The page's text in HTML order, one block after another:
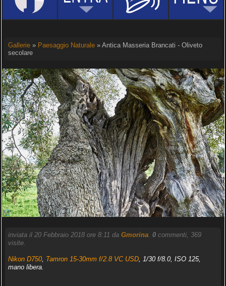
Gallerie» Paesaggio Naturale» Antica Masseria Brancati - Oliveto
secolare
inviata il 20 Febbraio 2018 ore 8:11 da Gmorina. 0commenti, 369
visite.
Nikon D750, Tamron 15-30mm f/2.8 VC USD, 1/30 f/8.0, ISO 125,
mano libera.